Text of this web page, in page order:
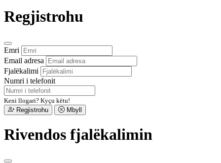
Regjistrohu
Emri
Email adresa
Fjalëkalimi
Numri i telefonit
Keni llogari? Kyçu këtu!
Regjistrohu
Mbyll
Rivendos fjalëkalimin